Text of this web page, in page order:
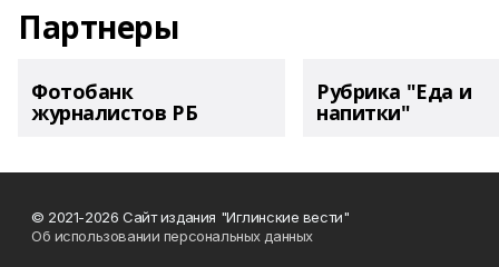
Партнеры
Фотобанк
журналистов РБ
Рубрика "Еда и
напитки"
© 2021-2026 Сайт издания "Иглинские вести"
Об использовании персональных данных